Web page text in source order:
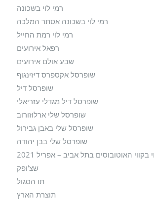
רמי לוי בשכונה
רמי לוי בשכונה אסתר המלכה
רמי לוי רמת החייל
רפאל אירועים
שבע אולם אירועים
שופרסל אקספרס דיזינגוף
שופרסל דיל
שופרסל דיל מגדלי עזריאלי
שופרסל שלי ארלוזורוב
שופרסל שלי באבן גבירול
שופרסל שלי בבן יהודה
בקווי האוטובוסים בתל אביב – אפריל 2021
שצ'ופק
תו הסגול
תוצרת הארץ